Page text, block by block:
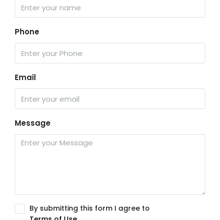
Phone
Email
Message
By submitting this form I agree to